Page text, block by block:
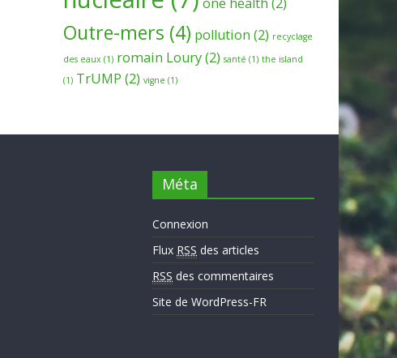
Outre-mers (4) pollution (2) recyclage
des eaux (1) romain Loury(2) santé (1) the island
(1) TrUMP (2) vigne (1)
Méta
Connexion
Flux RSS des articles
RSS des commentaires
Site de WordPress-FR